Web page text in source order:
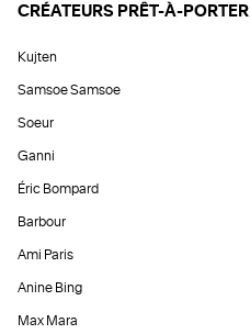
CRÉATEURS PRÊT-À-PORTER
Kujten
Samsoe Samsoe
Soeur
Ganni
Éric Bompard
Barbour
Ami Paris
Anine Bing
Max Mara